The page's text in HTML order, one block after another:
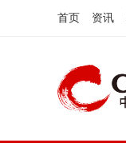
首页 资讯